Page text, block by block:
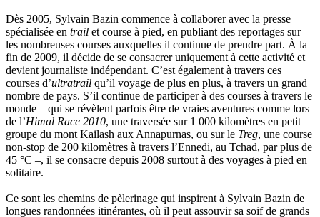
Guillotel Pierre-Antoine
Guyon Élizabeth
Haegy Jean-Marie
Hafez Kim
Halluin Bruno d’
Hardivilliers Albéric d’
Harvey James
Heimburger Mario
Hervouët Tifenn
Houdaille Christophe
Hussain Fawaz
Hussenet Emmanuel
Jallade Sébastien
Janichon Gérard
Dès 2005, Sylvain Bazin commence à collaborer avec la presse
spécialisée en trail et course à pied, en publiant des reportages sur
les nombreuses courses auxquelles il continue de prendre part. À la
fin de 2009, il décide de se consacrer uniquement à cette activité et
devient journaliste indépendant. C’est également à travers ces
courses d’ultratrail qu’il voyage de plus en plus, à travers un grand
nombre de pays. S’il continue de participer à des courses à travers le
monde – qui se révèlent parfois être de vraies aventures comme lors
de l’Himal Race 2010, une traversée sur 1 000 kilomètres en petit
groupe du mont Kailash aux Annapurnas, ou sur le Treg, une course
non-stop de 200 kilomètres à travers l’Ennedi, au Tchad, par plus de
45 °C –, il se consacre depuis 2008 surtout à des voyages à pied en
solitaire.
Ce sont les chemins de pèlerinage qui inspirent à Sylvain Bazin de
longues randonnées itinérantes, où il peut assouvir sa soif de grands